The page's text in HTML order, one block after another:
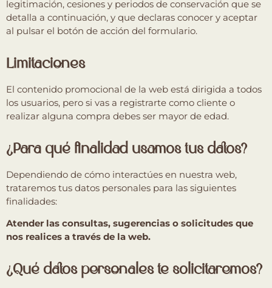
legitimación, cesiones y periodos de conservación que se
detalla a continuación, y que declaras conocer y aceptar
al pulsar el botón de acción del formulario.
Limitaciones
El contenido promocional de la web está dirigida a todos
los usuarios, pero si vas a registrarte como cliente o
realizar alguna compra debes ser mayor de edad.
¿Para qué finalidad usamos tus datos?
Dependiendo de cómo interactúes en nuestra web,
trataremos tus datos personales para las siguientes
finalidades:
Atender las consultas, sugerencias o solicitudes que
nos realices a través de la web.
¿Qué datos personales te solicitaremos?